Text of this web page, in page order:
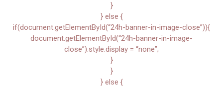
}
} else {
if(document.getElementById(“24h-banner-in-image-close”)){
document.getElementById(“24h-banner-in-image-
close”).style.display = “none”;
}
}
} else {